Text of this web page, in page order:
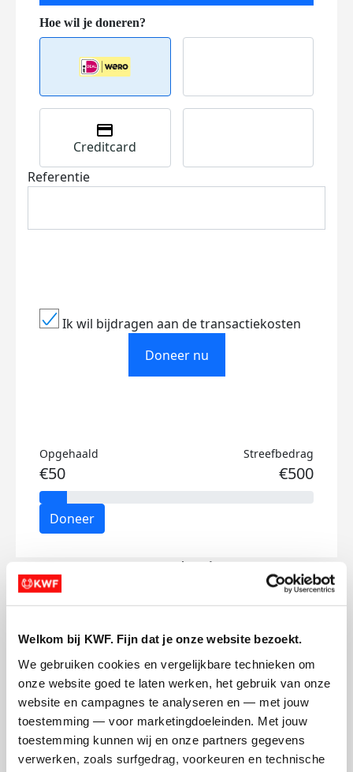
Welkom bij KWF. Fijn dat je onze website bezoekt.
We gebruiken cookies en vergelijkbare technieken om
onze website goed te laten werken, het gebruik van onze
website en campagnes te analyseren en — met jouw
toestemming — voor marketingdoeleinden. Met jouw
toestemming kunnen wij en onze partners gegevens
verwerken, zoals surfgedrag, voorkeuren en technische
Creditcard
Referentie
Ik wil bijdragen aan de transactiekosten
Doneer nu
Opgehaald
€50
Streefbedrag
€500
Doneer
Seppe's badges